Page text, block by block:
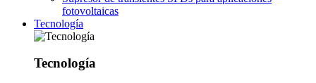
fotovoltaicas
Tecnología
Tecnología